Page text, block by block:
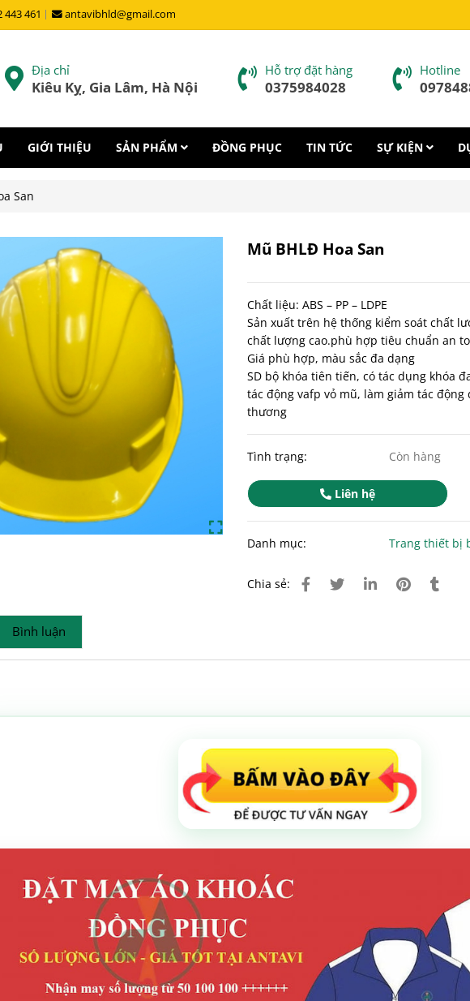
443 461 antavibhld@gmail.com
Địa chỉ
Kiêu Kỵ, Gia Lâm, Hà Nội
Hỗ trợ đặt hàng
0375984028
Hotline
GIỚI THIỆU SẢN PHẨM ĐỒNG PHỤC TIN TỨC SỰ KIỆN
San
Mũ BHLĐ Hoa San
Chất liệu: ABS – PP – LDPE
Sản xuất trên hệ thống kiểm soát chất
chất lượng cao.phù hợp tiêu chuẩn an
Giá phù hợp, màu sắc đa dạng
SD bộ khóa tiên tiến, có tác dụng khóa
tác động vafp vỏ mũ, làm giảm tác động
thương
Tình trạng: Còn hàng
Liên hệ
Danh mục: Trang thiết bị
Chia sẻ:
Bình luận